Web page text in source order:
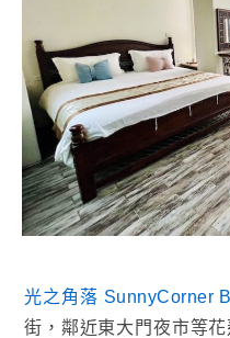
光之角落 SunnyCorner
街，鄰近東大門夜市等